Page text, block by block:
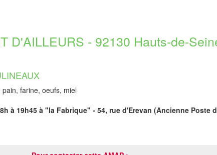
D'AILLEURS - 92130 Hauts-de-
farine, oeufs, miel
à 19h45 à "la Fabrique" - 54, rue d'Erevan (Ancienne Poste